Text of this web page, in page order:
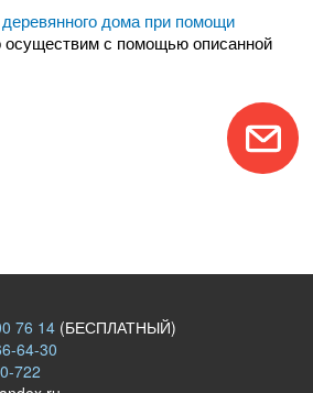
дома при помощи
осуществим с помощью описанной
76 14 (БЕСПЛАТНЫЙ)
64-30
722